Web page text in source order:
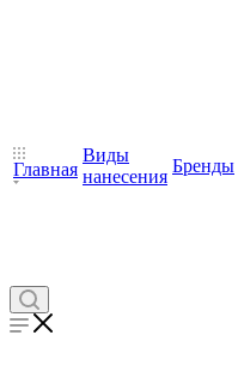
Главная
Виды
нанесения
Бренды